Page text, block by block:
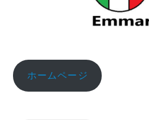
ホームページ